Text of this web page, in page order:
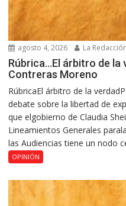
agosto 4, 2026 La Redacción
Rúbrica…El árbitro de la
Contreras Moreno
RúbricaEl árbitro de la
debate sobre la libertad de
que elgobierno de Claudia
Lineamientos Generales
las Audiencias tiene un nodo
OPINIÓN